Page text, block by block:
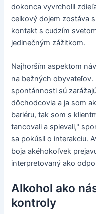
dokonca vyvrcholil
celkový dojem zostáva
kontakt s cudzím
jedinečným zážitkom.
Najhorším aspektom
na bežných obyvateľov.
spontánnosti sú
dôchodcovia a ja som
bariéru, tak som s
tancovali a spievali,"
sa pokúsil o interakciu.
boja akéhokoľvek
interpretovaný ako
Alkohol ako
kontroly